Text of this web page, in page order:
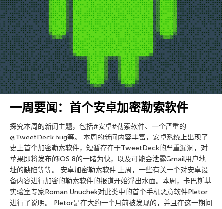
一周要闻：首个安卓加密勒索软件
探究本周的新闻主题，包括#安卓#勒索软件、一个严重的
@TweetDeck bug等。 本周的新闻内容丰富，安卓系统上出现了
史上首个加密勒索软件，短暂存在于TweetDeck的严重漏洞，对
苹果即将发布的iOS 8的一睹为快，以及可能会泄露Gmail用户地
址的缺陷等等。 安卓加密勒索软件 上周，一些有关一个对安卓设
备内容进行加密的勒索软件的报道开始浮出水面。本周，卡巴斯基
实验室专家Roman Unuchek对此类中的首个手机恶意软件Pletor
进行了说明。 Pletor是在大约一个月前被发现的，并且在这一期间